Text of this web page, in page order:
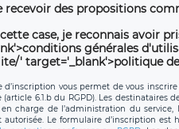
recevoir des propositions
case, je reconnais avoir
générales
' target='_blank'>politique
d’inscription vous permet de vous
6.1.b du RGPD). Les
charge de l’administration du
autorisée. Le formulaire d’inscription